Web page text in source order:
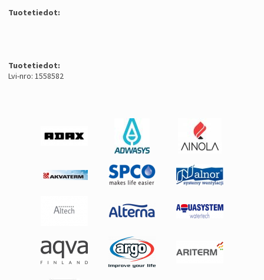
Tuotetiedot:
Tuotetiedot:
Lvi-nro: 1558582